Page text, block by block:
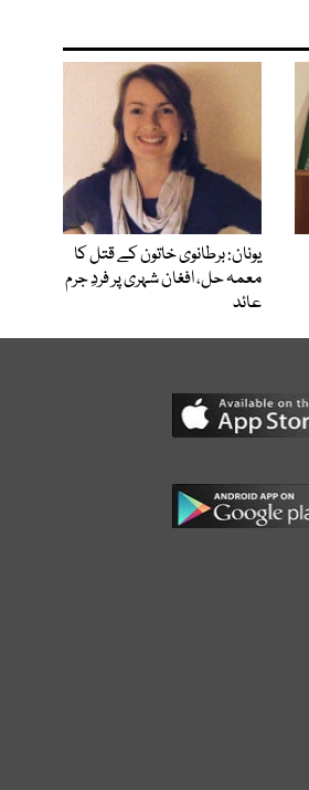
یونان: برطانوی خاتون کے قتل کا
معمہ حل، افغان شہری پر فردِ جرم
عائد